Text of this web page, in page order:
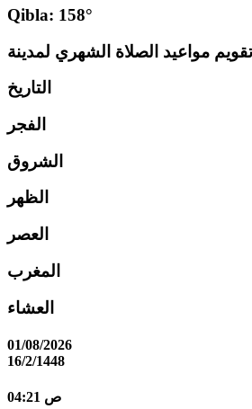
Qibla: 158°
التاريخ
الفجر
الشروق
الظهر
العصر
المغرب
العشاء
01/08/2026
16/2/1448
04:21 ص